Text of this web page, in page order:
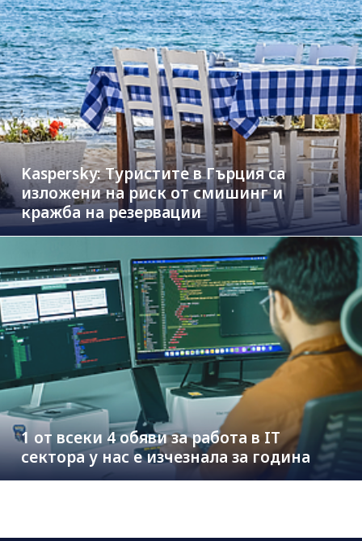
Kaspersky: Туристите в Гърция са
изложени на риск от смишинг и
кражба на резервации
1 от всеки 4 обяви за работа в IT
сектора у нас е изчезнала за година